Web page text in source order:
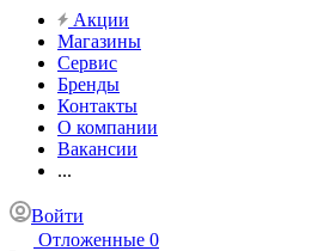
Акции
Магазины
Сервис
Бренды
Контакты
О компании
Вакансии
...
Войти
Отложенные 0